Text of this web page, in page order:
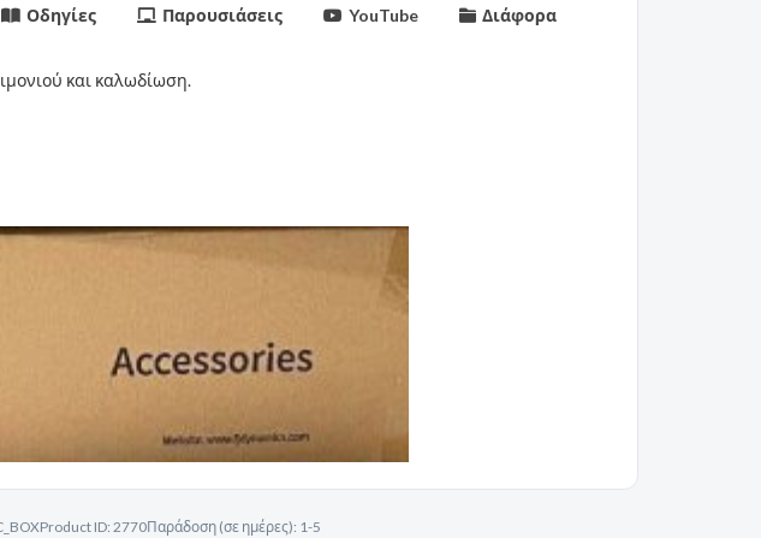
Οδηγίες Παρουσιάσεις YouTube Διάφορα
και καλωδίωση.
Product ID: 2770Παράδοση (σε ημέρες): 1-5